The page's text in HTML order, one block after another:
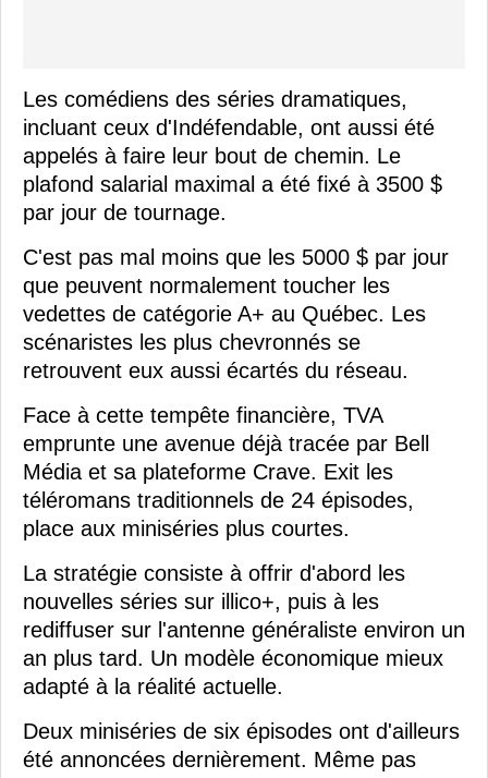
Les comédiens des séries dramatiques,
incluant ceux d'Indéfendable, ont aussi été
appelés à faire leur bout de chemin. Le
plafond salarial maximal a été fixé à 3500 $
par jour de tournage.
C'est pas mal moins que les 5000 $ par jour
que peuvent normalement toucher les
vedettes de catégorie A+ au Québec. Les
scénaristes les plus chevronnés se
retrouvent eux aussi écartés du réseau.
Face à cette tempête financière, TVA
emprunte une avenue déjà tracée par Bell
Média et sa plateforme Crave. Exit les
téléromans traditionnels de 24 épisodes,
place aux miniséries plus courtes.
La stratégie consiste à offrir d'abord les
nouvelles séries sur illico+, puis à les
rediffuser sur l'antenne généraliste environ un
an plus tard. Un modèle économique mieux
adapté à la réalité actuelle.
Deux miniséries de six épisodes ont d'ailleurs
été annoncées dernièrement. Même pas